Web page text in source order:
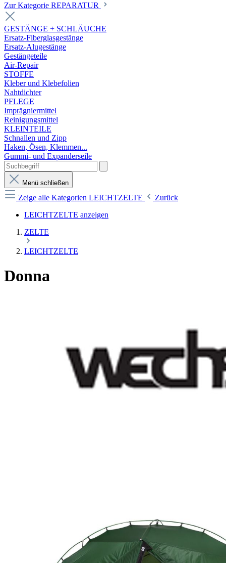
Zur Kategorie REPARATUR
GESTÄNGE + SCHLÄUCHE
Ersatz-Fiberglasgestänge
Ersatz-Alugestänge
Gestängeteile
Air-Repair
STOFFE
Kleber und Klebefolien
Nahtdichter
PFLEGE
Imprägniermittel
Reinigungsmittel
KLEINTEILE
Schnallen und Zipp
Haken, Ösen, Klemmen...
Gummi- und Expanderseile
Menü schließen
Zeige alle Kategorien LEICHTZELTE
Zurück
LEICHTZELTE anzeigen
ZELTE
LEICHTZELTE
Donna